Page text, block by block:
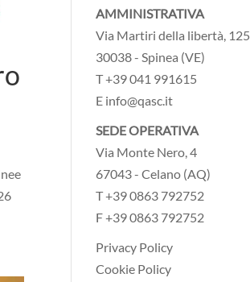
AMMINISTRATIVA
Via Martiri della libertà, 125
30038 - Spinea (VE)
T +39 041 991615
E info@qasc.it
SEDE OPERATIVA
Via Monte Nero, 4
67043 - Celano (AQ)
T +39 0863 792752
F +39 0863 792752
Privacy Policy
Cookie Policy